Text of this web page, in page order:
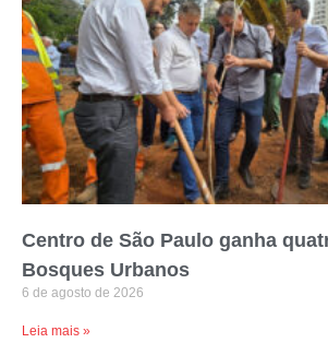
Centro de São Paulo ganha
Bosques Urbanos
6 de agosto de 2026
Leia mais »